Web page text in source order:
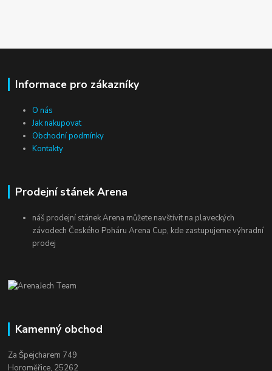
Informace pro zákazníky
O nás
Jak nakupovat
Obchodní podmínky
Kontakty
Prodejní stánek Arena
náš prodejní stánek Arena můžete navštívit na plaveckých
závodech Českého Poháru Arena Cup, kde zastupujeme výhradní
prodej
Kamenný obchod
Za Špejcharem 749
Horoměřice, 25262